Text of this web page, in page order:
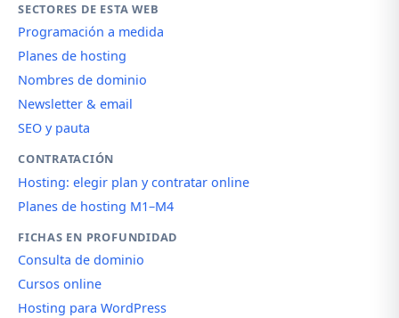
SECTORES DE ESTA WEB
Programación a medida
Planes de hosting
Nombres de dominio
Newsletter & email
SEO y pauta
CONTRATACIÓN
Hosting: elegir plan y contratar online
Planes de hosting M1–M4
FICHAS EN PROFUNDIDAD
Consulta de dominio
Cursos online
Hosting para WordPress